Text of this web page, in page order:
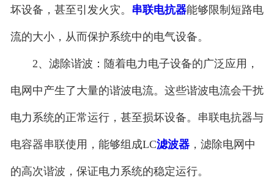
坏设备，甚至引发火灾。 串联电抗器能够限制短路电
流的大小，从而保护系统中的电气设备。
2、滤除谐波：随着电力电子设备的广泛应用，
电网中产生了大量的谐波电流。这些谐波电流会干扰
电力系统的正常运行，甚至损坏设备。串联电抗器与
电容器串联使用，能够组成LC滤波器，滤除电网中
的高次谐波，保证电力系统的稳定运行。